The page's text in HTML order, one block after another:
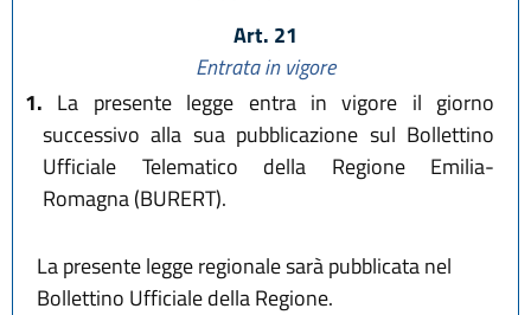
Art. 21
Entrata in vigore
1. La presente legge entra in vigore il giorno
successivo alla sua pubblicazione sul Bollettino
Ufficiale Telematico della Regione Emilia-
Romagna (BURERT).
La presente legge regionale sarà pubblicata nel
Bollettino Ufficiale della Regione.